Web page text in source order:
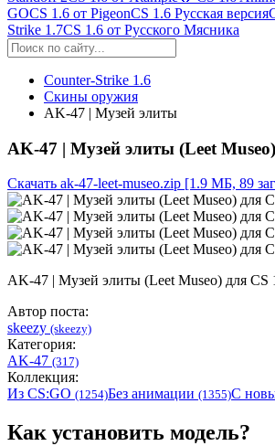
GOCS 1.6 от PigeonCS 1.6 Русская версия
Strike 1.7CS 1.6 от Русского Мясника
Counter-Strike 1.6
Скины оружия
AK-47 | Музей элиты
AK-47 | Музей элиты (Leet
Скачать ak-47-leet-museo.zip [1.9 МБ, 89
AK-47 | Музей элиты (Leet Museo) для CS
Автор поста:
skeezy (skeezy)
Категория:
AK-47 (317)
Коллекция:
Из CS:GO (1254)Без анимации (1355)С
Как установить модель?